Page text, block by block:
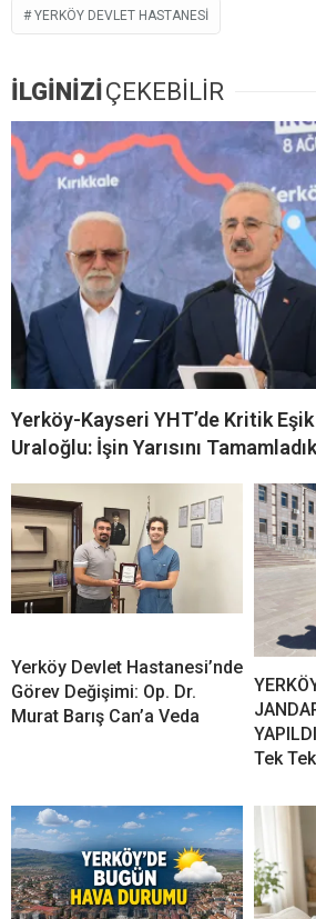
YERKÖY DEVLET HASTANESI
İLGİNİZİÇEKEBİLİR
Yerköy-Kayseri YHT’de Kritik Eşik
Uraloğlu: İşin Yarısını Tamamladık
Yerköy Devlet Hastanesi’nde
Görev Değişimi: Op. Dr.
Murat Barış Can’a Veda
Tek